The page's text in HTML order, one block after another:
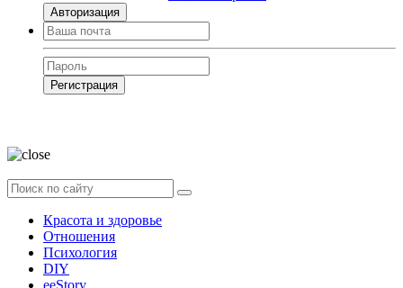
Авторизация
Регистрация
Красота и здоровье
Отношения
Психология
DIY